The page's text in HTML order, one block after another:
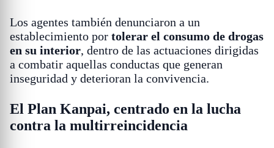
Los agentes también denunciaron a un
establecimiento por tolerar el consumo de drogas
en su interior, dentro de las actuaciones dirigidas
a combatir aquellas conductas que generan
inseguridad y deterioran la convivencia.
El Plan Kanpai, centrado en la lucha
contra la multirreincidencia